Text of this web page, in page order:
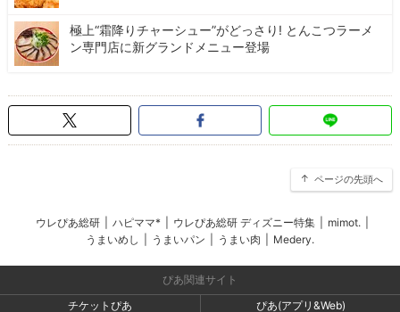
極上“霜降りチャーシュー”がどっさり! とんこつラーメ
ン専門店に新グランドメニュー登場
ページの先頭へ
ウレぴあ総研 ハピママ* ウレぴあ総研 ディズニー特集 mimot.
うまいめし
うまいパン うまい肉 Medery.
ぴあ関連サイト
チケットぴあ
ぴあ(アプリ&Web)